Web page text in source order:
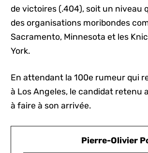
de victoires (.404), soit un niveau
des organisations moribondes
Sacramento, Minnesota et les
York.
En attendant la 100e rumeur qui
à Los Angeles, le candidat retenu
à faire à son arrivée.
Pierre-Olivier